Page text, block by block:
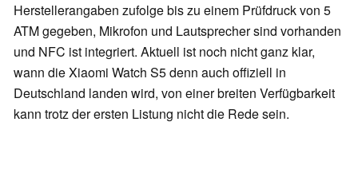
Herstellerangaben zufolge bis zu einem Prüfdruck von 5
ATM gegeben, Mikrofon und Lautsprecher sind vorhanden
und NFC ist integriert. Aktuell ist noch nicht ganz klar,
wann die Xiaomi Watch S5 denn auch offiziell in
Deutschland landen wird, von einer breiten Verfügbarkeit
kann trotz der ersten Listung nicht die Rede sein.